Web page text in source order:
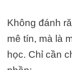
Không đánh
mê tín, mà là
học. Chỉ cần